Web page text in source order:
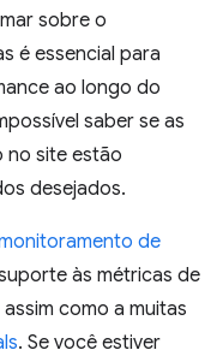
sobre o
é essencial para
ao longo do
saber se as
no site estão
desejados.
de
às métricas de
como a muitas
. Se você estiver